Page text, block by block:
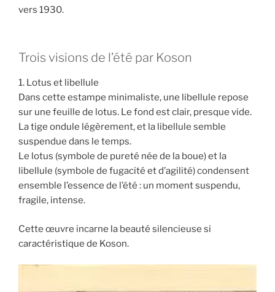
vers 1930.
Trois visions de l’été par Koson
1. Lotus et libellule
Dans cette estampe minimaliste, une libellule repose
sur une feuille de lotus. Le fond est clair, presque vide.
La tige ondule légèrement, et la libellule semble
suspendue dans le temps.
Le lotus (symbole de pureté née de la boue) et la
libellule (symbole de fugacité et d’agilité) condensent
ensemble l’essence de l’été : un moment suspendu,
fragile, intense.
Cette œuvre incarne la beauté silencieuse si
caractéristique de Koson.